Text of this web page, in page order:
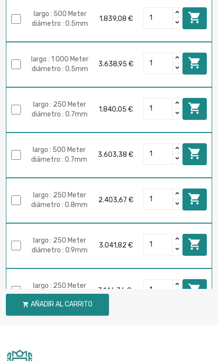
largo : 500 Meter
diámetro : 0.5mm
1.839,08 € 
largo : 1 000 Meter
diámetro : 0.5mm
3.638,95 € 
largo : 250 Meter
diámetro : 0.7mm
1.840,05 € 
largo : 500 Meter
diámetro : 0.7mm
3.603,38 € 
largo : 250 Meter
diámetro : 0.8mm
2.403,67 € 
largo : 250 Meter
diámetro : 0.9mm
3.041,82 € 
largo : 250 Meter
diámetro : 1mm
3.146,36 € 
 AÑADIR AL CARRITO